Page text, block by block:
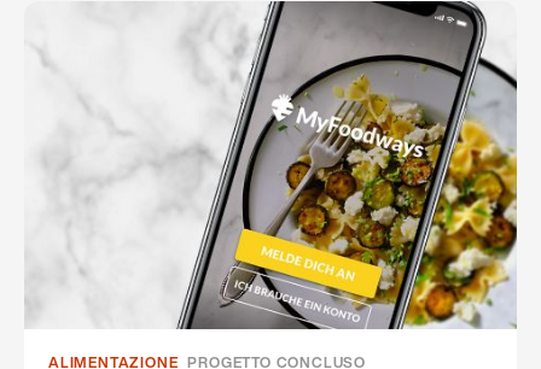
ALIMENTAZIONE PROGETTO CONCLUSO